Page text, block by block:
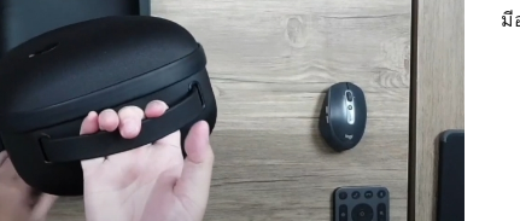
Search
for:
มี